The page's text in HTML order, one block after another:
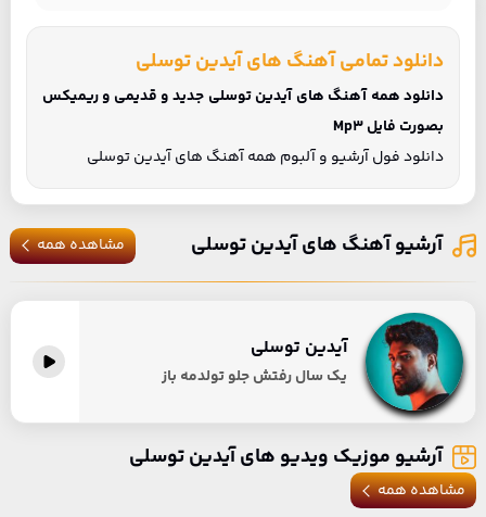
دانلود تمامی آهنگ های آیدین توسلی
دانلود همه آهنگ های آیدین توسلی جدید و قدیمی و ریمیکس
بصورت فایل Mp3
دانلود فول آرشیو و آلبوم همه آهنگ های آیدین توسلی
آرشیو آهنگ های آیدین توسلی مشاهده همه
آیدین توسلی
یک سال رفتش جلو تولدمه باز
آرشیو موزیک ویدیو های آیدین توسلی
مشاهده همه